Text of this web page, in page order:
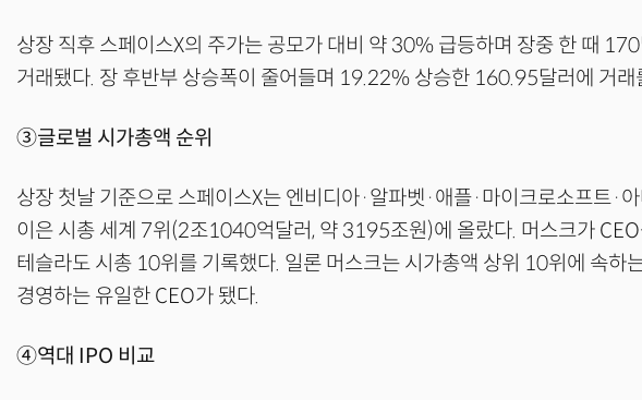
상장 직후 스페이스X의 주가는 공모가 대비 약 30% 급등하며 장중 한 때
거래됐다. 장 후반부 상승폭이 줄어들며 19.22% 상승한 160.95달러에 거래
③글로벌 시가총액 순위
상장 첫날 기준으로 스페이스X는 엔비디아·알파벳·애플·마이크로소프트·
이은 시총 세계 7위(2조1040억달러, 약 3195조원)에 올랐다. 머스크가
테슬라도 시총 10위를 기록했다. 일론 머스크는 시가총액 상위 10위에 속하
경영하는 유일한 CEO가 됐다.
④역대 IPO 비교